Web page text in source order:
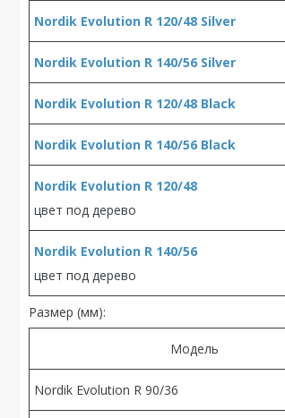
Nordik Evolution R 120/48 Silver
Nordik Evolution R 140/56 Silver
Nordik Evolution R 120/48 Black
Nordik Evolution R 140/56 Black
Nordik Evolution R 120/48
цвет под дерево
Nordik Evolution R 140/56
цвет под дерево
Размер (мм):
Модель
Nordik Evolution R 90/36